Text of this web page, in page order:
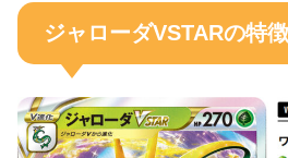
ジャローダVSTARの特